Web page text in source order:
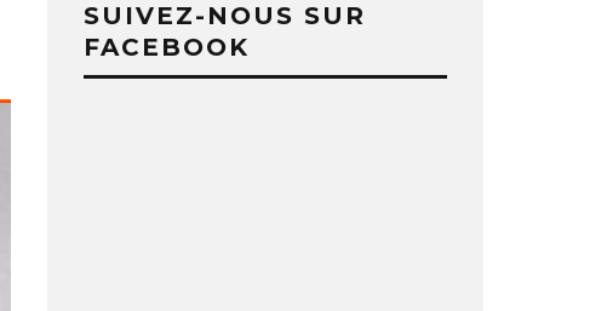
SUIVEZ-NOUS SUR
FACEBOOK